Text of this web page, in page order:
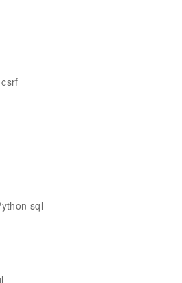
sql